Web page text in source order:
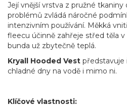
Její vnější vrstva z pružné
problémů zvládá náročné
intenzivním používání. Měkká
fleecu účinně zahřeje střed těla
bunda už zbytečně teplá.
Kryall Hooded Vest představuje
chladné dny na vodě i mimo ni.
Klíčové vlastnosti: